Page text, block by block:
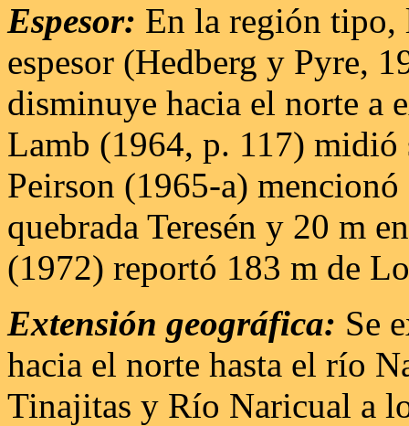
Espesor: En la región tipo,
espesor (Hedberg y Pyre,
disminuye hacia el norte a
Lamb (1964, p. 117) midió
Peirson (1965-a) mencionó
quebrada Teresén y 20 m
(1972) reportó 183 m de
Extensión geográfica: Se
hacia el norte hasta el río
Tinajitas y Río Naricual a